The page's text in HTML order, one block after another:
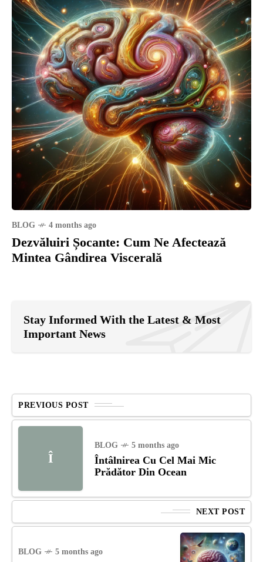
BLOG 4 months ago
Dezvăluiri Șocante: Cum Ne Afectează
Mintea Gândirea Viscerală
Stay Informed With the Latest & Most
Important News
PREVIOUS POST
Î
BLOG 5 months ago
Întâlnirea Cu Cel Mai Mic
Prădător Din Ocean
NEXT POST
BLOG 5 months ago